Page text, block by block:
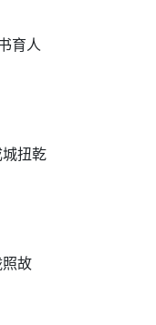
育人
扭乾
故